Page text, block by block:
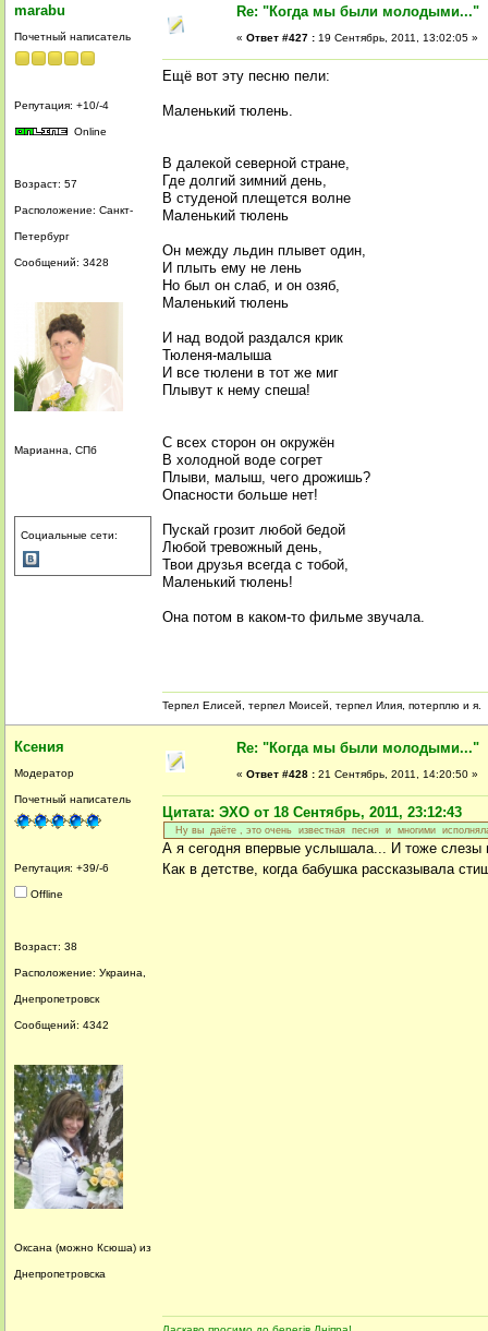
marabu
Почетный написатель
Репутация: +10/-4
Online
Возраст: 57
Расположение: Санкт-
Петербург
Сообщений: 3428
Марианна, СПб
Социальные сети:
Re: "Когда мы были молодыми..."
« Ответ #427 : 19 Сентябрь, 2011, 13:02:05 »
Ещё вот эту песню пели:
Маленький тюлень.
В далекой северной стране,
Где долгий зимний день,
В студеной плещется волне
Маленький тюлень
Он между льдин плывет один,
И плыть ему не лень
Но был он слаб, и он озяб,
Маленький тюлень
И над водой раздался крик
Тюленя-малыша
И все тюлени в тот же миг
Плывут к нему спеша!
С всех сторон он окружён
В холодной воде согрет
Плыви, малыш, чего дрожишь?
Опасности больше нет!
Пускай грозит любой бедой
Любой тревожный день,
Твои друзья всегда с тобой,
Маленький тюлень!
Она потом в каком-то фильме звучала.
Терпел Елисей, терпел Моисей, терпел Илия, потерплю и я.
Ксения
Модератор
Почетный написатель
Репутация: +39/-6
Offline
Возраст: 38
Расположение: Украина,
Днепропетровск
Сообщений: 4342
Оксана (можно Ксюша) из
Днепропетровска
Re: "Когда мы были молодыми..."
« Ответ #428 : 21 Сентябрь, 2011, 14:20:50 »
Цитата: ЭХО от 18 Сентябрь, 2011, 23:12:43
Ну вы даёте , это очень известная песня и многими
А я сегодня впервые услышала... И тоже слезы
Как в детстве, когда бабушка рассказывала